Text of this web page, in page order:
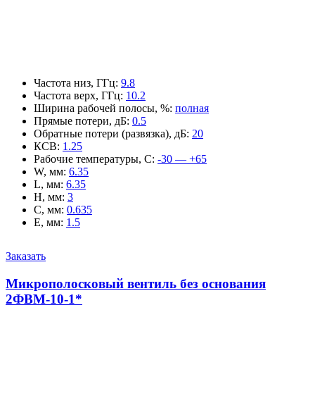
Частота низ, ГГц: 9.8
Частота верх, ГГц: 10.2
Ширина рабочей полосы, %: полная
Прямые потери, дБ: 0.5
Обратные потери (развязка), дБ: 20
КСВ: 1.25
Рабочие температуры, С: -30 — +65
W, мм: 6.35
L, мм: 6.35
H, мм: 3
C, мм: 0.635
E, мм: 1.5
Заказать
Микрополосковый вентиль без основания
2ФВМ-10-1*